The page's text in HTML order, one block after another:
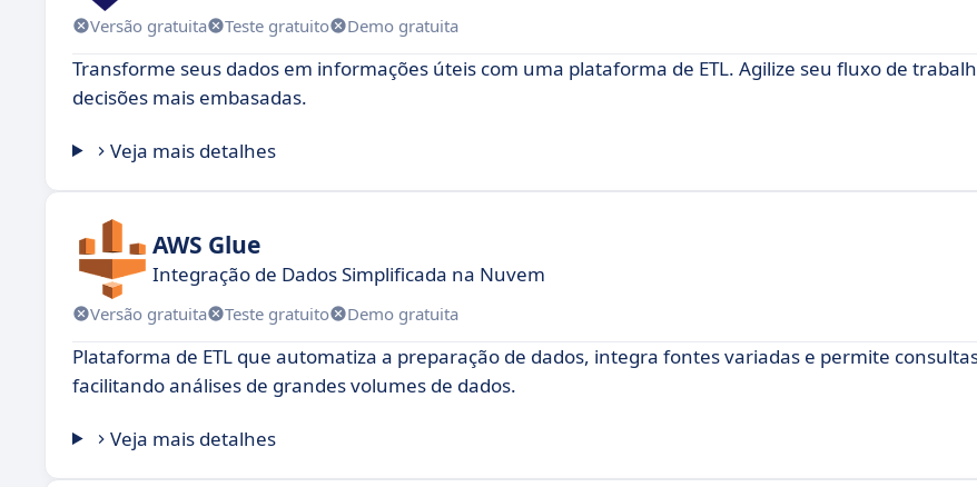
Versão gratuita Teste gratuito Demo gratuita
Transforme seus dados em informações úteis com uma plataforma de ETL. Agilize seu fluxo de
decisões mais embasadas.
Veja mais detalhes
AWS Glue
Integração de Dados Simplificada na Nuvem
Versão gratuita Teste gratuito Demo gratuita
Plataforma de ETL que automatiza a preparação de dados, integra fontes variadas e permite
facilitando análises de grandes volumes de dados.
Veja mais detalhes